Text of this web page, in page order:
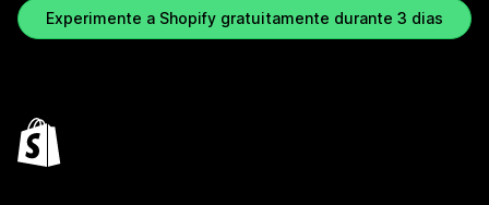
Experimente a Shopify gratuitamente durante 3 dias